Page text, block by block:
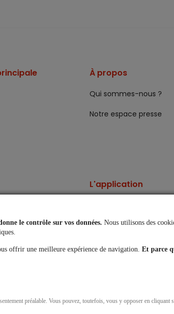
À propos
Qui sommes-nous ?
Notre espace presse
L'application
à portée de main
le contrôle sur vos données. Nous utilisons des
offrir une meilleure expérience de navigation. Et parce
préalable. Vous pouvez, toutefois, vous y opposer en